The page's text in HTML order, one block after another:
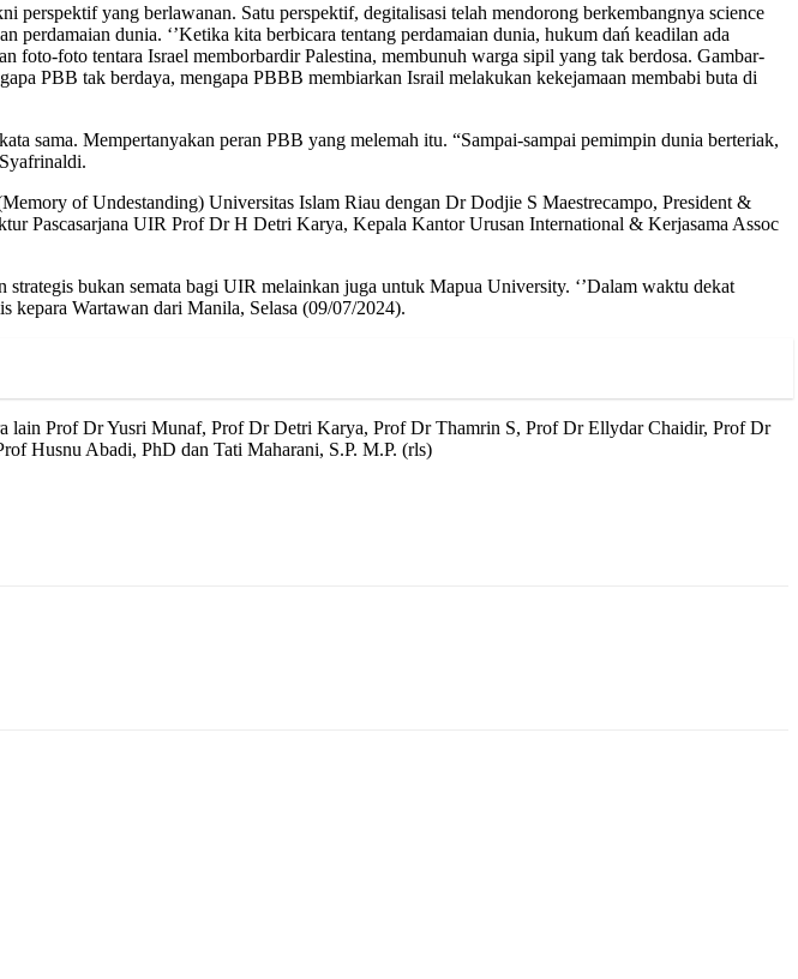
yang berlawanan. Satu perspektif, degitalisasi telah mendorong berkembangnya science
perdamaian dunia. ‘’Ketika kita berbicara tentang perdamaian dunia, hukum dań keadilan ada
foto-foto tentara Israel memborbardir Palestina, membunuh warga sipil yang tak berdosa. Gambar-
PBB tak berdaya, mengapa PBBB membiarkan Israil melakukan kekejamaan membabi buta di
sama. Mempertanyakan peran PBB yang melemah itu. “Sampai-sampai pemimpin dunia berteriak,
of Undestanding) Universitas Islam Riau dengan Dr Dodjie S Maestrecampo, President &
Pascasarjana UIR Prof Dr H Detri Karya, Kepala Kantor Urusan International & Kerjasama Assoc
bukan semata bagi UIR melainkan juga untuk Mapua University. ‘’Dalam waktu dekat
kepara Wartawan dari Manila, Selasa (09/07/2024).
lain Prof Dr Yusri Munaf, Prof Dr Detri Karya, Prof Dr Thamrin S, Prof Dr Ellydar Chaidir, Prof Dr
Husnu Abadi, PhD dan Tati Maharani, S.P. M.P. (rls)